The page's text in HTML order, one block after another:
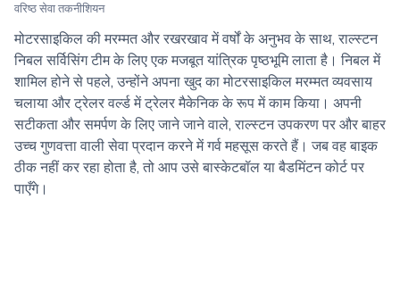
वरिष्ठ सेवा तकनीशियन
मोटरसाइकिल की मरम्मत और रखरखाव में वर्षों के अनुभव के साथ, राल्स्टन
निबल सर्विसिंग टीम के लिए एक मजबूत यांत्रिक पृष्ठभूमि लाता है। निबल में
शामिल होने से पहले, उन्होंने अपना खुद का मोटरसाइकिल मरम्मत व्यवसाय
चलाया और ट्रेलर वर्ल्ड में ट्रेलर मैकेनिक के रूप में काम किया। अपनी
सटीकता और समर्पण के लिए जाने जाने वाले, राल्स्टन उपकरण पर और बाहर
उच्च गुणवत्ता वाली सेवा प्रदान करने में गर्व महसूस करते हैं। जब वह बाइक
ठीक नहीं कर रहा होता है, तो आप उसे बास्केटबॉल या बैडमिंटन कोर्ट पर
पाएँगे।